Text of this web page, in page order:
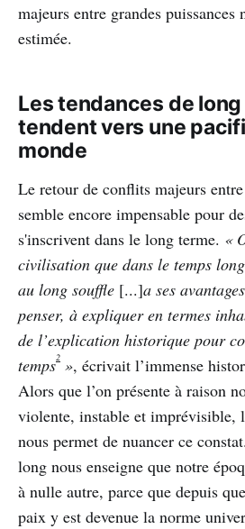
majeurs entre grandes puissances
estimée.
Les tendances de
tendent vers une
monde
Le retour de conflits majeurs
semble encore impensable pour
s'inscrivent dans le long terme. «
civilisation que dans le temps
au long souffle [...]a ses avantages
penser, à expliquer en termes
de l’explication historique pour
temps2 », écrivait l’immense
Alors que l’on présente à raison
violente, instable et imprévisible,
nous permet de nuancer ce
long nous enseigne que notre
à nulle autre, parce que depuis
paix y est devenue la norme